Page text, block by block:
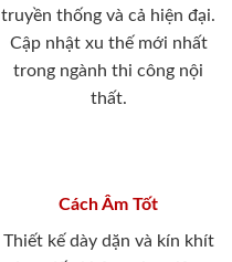
truyền thống và cả hiện đại.
Cập nhật xu thế mới nhất
trong ngành thi công nội
thất.
Cách Âm Tốt
Thiết kế dày dặn và kín khít